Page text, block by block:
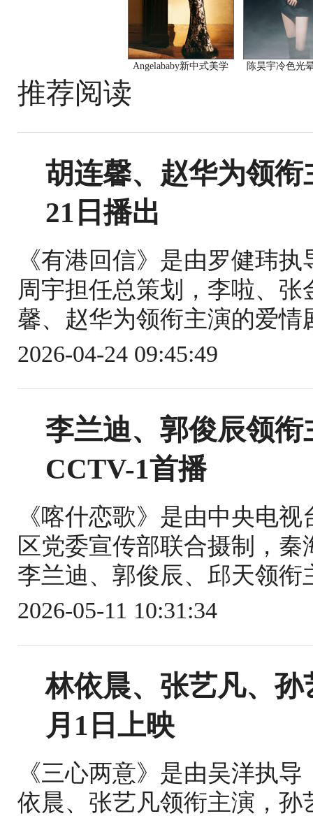
Angelababy新中式美学 陈昊宇冷色光
推荐阅读
胡连馨、赵华为领
21日播出
《有港回信》是由罗健玮
周宇担任总策划，李啦、
馨、赵华为领衔主演的爱情
2026-04-24 09:45:49
李兰迪、郭俊辰领
CCTV-1首播
《喀什恋歌》是由中央电
区党委宣传部联合摄制，
李兰迪、郭俊辰、邱天领
2026-05-11 10:31:34
林依晨、张艺凡、
月1日上映
《三心两意》是由吴洋执
依晨、张艺凡领衔主演，